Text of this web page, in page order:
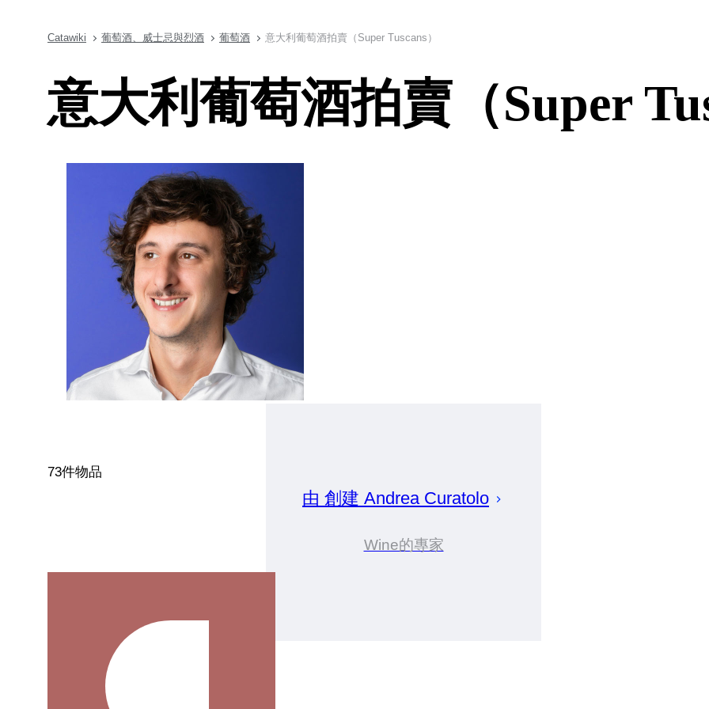
Catawiki 葡萄酒、威士忌與烈酒 葡萄酒 意大利葡萄酒拍賣（Super Tuscans）
意大利葡萄酒拍賣（Super
由 創建 Andrea Curatolo
Wine的專家
73件物品